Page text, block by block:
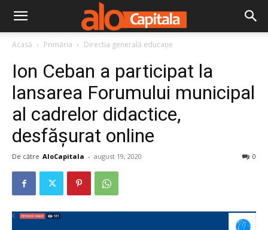
Acasă Primăria Directia generală educaţie
Ion Ceban a participat la
lansarea Forumului municipal
al cadrelor didactice,
desfășurat online
De către AloCapitala - august 19, 2020 0